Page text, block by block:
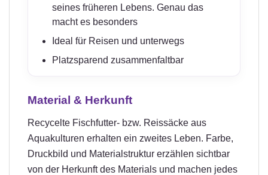
seines früheren Lebens. Genau das
macht es besonders
Ideal für Reisen und unterwegs
Platzsparend zusammenfaltbar
Material & Herkunft
Recycelte Fischfutter- bzw. Reissäcke aus
Aquakulturen erhalten ein zweites Leben. Farbe,
Druckbild und Materialstruktur erzählen sichtbar
von der Herkunft des Materials und machen jedes